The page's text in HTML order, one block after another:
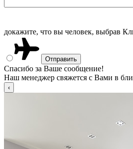
докажите, что вы человек, выбрав
Спасибо за Ваше сообщение!
Наш менеджер свяжется с Вами в